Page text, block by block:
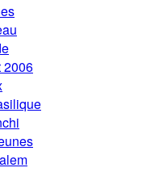
2006